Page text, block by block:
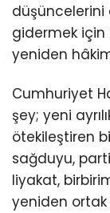
düşüncelerini
gidermek için
yeniden
Cumhuriyet
şey; yeni
ötekileştiren
sağduyu,
liyakat,
yeniden